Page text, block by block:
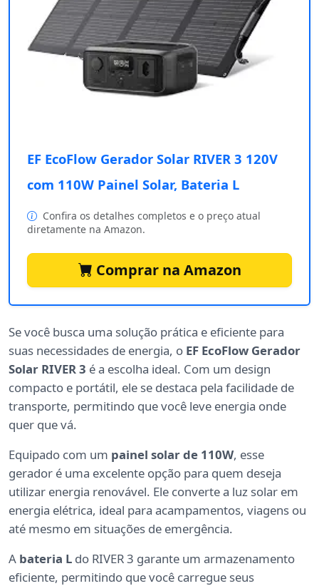
EF EcoFlow Gerador Solar RIVER 3 120V
com 110W Painel Solar, Bateria L
Confira os detalhes completos e o preço atual
diretamente na Amazon.
Comprar na Amazon
Se você busca uma solução prática e eficiente para
suas necessidades de energia, o EF EcoFlow Gerador
Solar RIVER 3 é a escolha ideal. Com um design
compacto e portátil, ele se destaca pela facilidade de
transporte, permitindo que você leve energia onde
quer que vá.
Equipado com um painel solar de 110W, esse
gerador é uma excelente opção para quem deseja
utilizar energia renovável. Ele converte a luz solar em
energia elétrica, ideal para acampamentos, viagens ou
até mesmo em situações de emergência.
A bateria L do RIVER 3 garante um armazenamento
eficiente, permitindo que você carregue seus